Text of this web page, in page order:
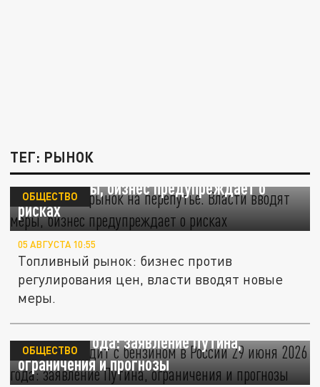
ТЕГ: РЫНОК
Топливный рынок на перепутье. Власти
вводят меры, бизнес предупреждает о
рисках
ОБЩЕСТВО
05 АВГУСТА 10:55
Топливный рынок: бизнес против
регулирования цен, власти вводят новые
меры.
Что происходит с бензином в России 29
июня 2026 года: заявление Путина,
ограничения и прогнозы
ОБЩЕСТВО